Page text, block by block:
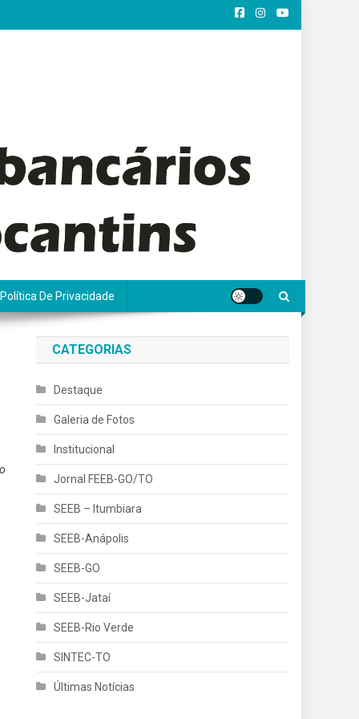
Política De Privacidade
CATEGORIAS
Destaque
Galeria de Fotos
Institucional
Jornal FEEB-GO/TO
SEEB – Itumbiara
SEEB-Anápolis
SEEB-GO
SEEB-Jataí
SEEB-Rio Verde
SINTEC-TO
Últimas Notícias